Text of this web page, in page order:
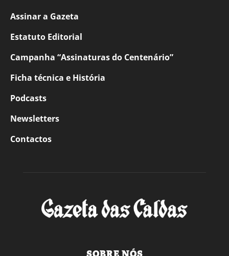
Assinar a Gazeta
Estatuto Editorial
Campanha “Assinaturas do Centenário”
Ficha técnica e História
Podcasts
Newsletters
Contactos